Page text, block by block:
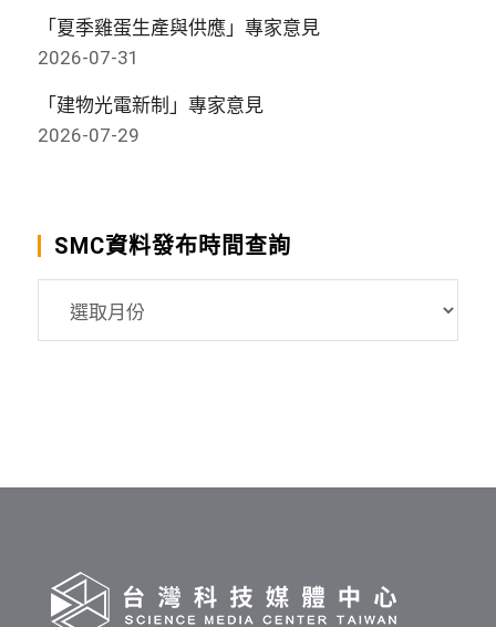
「夏季雞蛋生產與供應」專家意見
2026-07-31
「建物光電新制」專家意見
2026-07-29
SMC資料發布時間查詢